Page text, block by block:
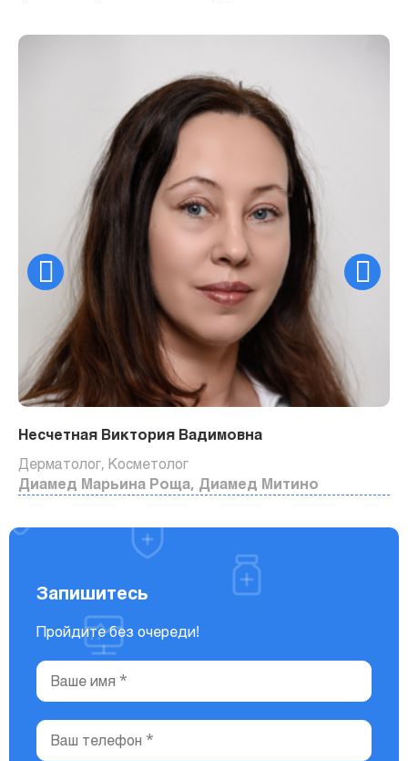
Несчетная Виктория Вадимовна
Дерматолог, Косметолог
Диамед Марьина Роща, Диамед Митино
Запишитесь
Пройдите без очереди!